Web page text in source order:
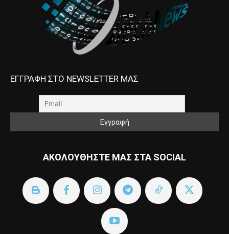
ΕΓΓΡΑΦΗ ΣΤΟ NEWSLETTER ΜΑΣ
ΑΚΟΛΟΥΘΗΣΤΕ ΜΑΣ ΣΤΑ SOCIAL